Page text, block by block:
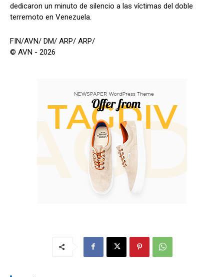
dedicaron un minuto de silencio a las víctimas del doble
terremoto en Venezuela.
FIN/AVN/ DM/ ARP/ ARP/
© AVN - 2026